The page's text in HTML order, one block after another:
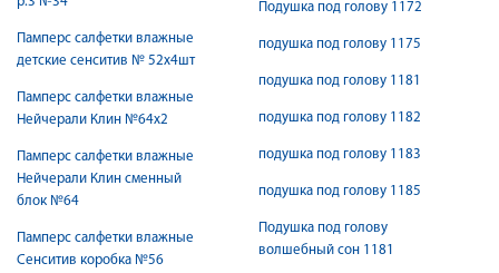
Памперс салфетки влажные
детские сенситив № 52х4шт
Памперс салфетки влажные
Нейчерали Клин №64х2
Памперс салфетки влажные
Нейчерали Клин сменный
блок №64
Памперс салфетки влажные
Сенситив коробка №56
Подушка под голову 1172
подушка под голову 1175
подушка под голову 1181
подушка под голову 1182
подушка под голову 1183
подушка под голову 1185
Подушка под голову
волшебный сон 1181